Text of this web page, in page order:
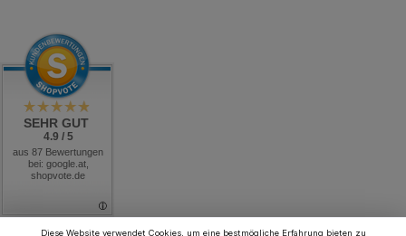
Diese Website verwendet Cookies, um eine bestmögliche Erfahrung bieten zu
SEHR GUT
4.9 / 5
aus 87 Bewertungen
bei: google.at,
shopvote.de